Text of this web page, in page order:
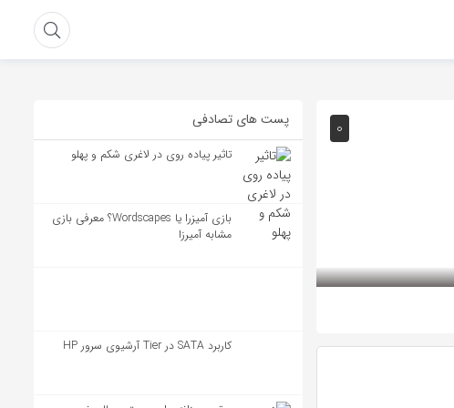
۰ پست های تصادفی
تاثیر پیاده روی در لاغری شکم و پهلو
بازی آمیزرا یا Wordscapes؟ معرفی بازی
مشابه آمیرزا
کاربرد SATA در Tier آرشیوی سرور HP